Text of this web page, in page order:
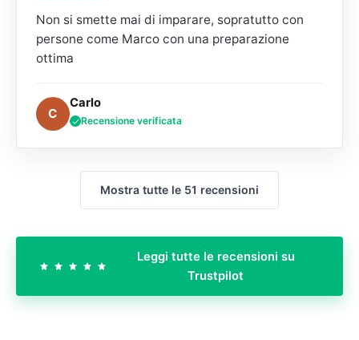
Non si smette mai di imparare, sopratutto con
persone come Marco con una preparazione
ottima
C
Carlo
Recensione verificata
Mostra tutte le 51 recensioni
Leggi tutte le recensioni su
Trustpilot